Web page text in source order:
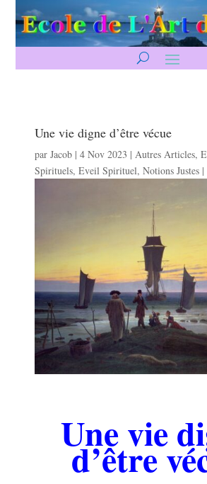
Une vie digne d’être vécue
parJacob |4 Nov 2023 | Autres Articles,
Spirituels,Eveil Spirituel,Notions Justes |
Une vie
d’être